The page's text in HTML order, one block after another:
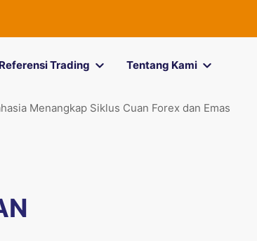
Referensi Trading Tentang Kami
Menangkap Siklus Cuan Forex dan Emas